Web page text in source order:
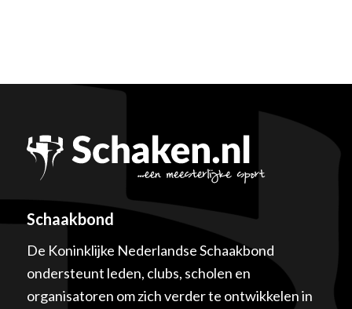
Schaakbond
De Koninklijke Nederlandse Schaakbond
ondersteunt leden, clubs, scholen en
organisatoren om zich verder te ontwikkelen in